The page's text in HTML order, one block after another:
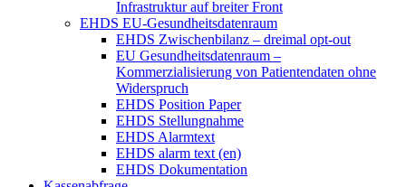
Infrastruktur auf breiter Front
EHDS EU-Gesundheitsdatenraum
EHDS Zwischenbilanz – dreimal opt-out
EU Gesundheitsdatenraum –
Kommerzialisierung von Patientendaten ohne
Widerspruch
EHDS Position Paper
EHDS Stellungnahme
EHDS Alarmtext
EHDS alarm text (en)
EHDS Dokumentation